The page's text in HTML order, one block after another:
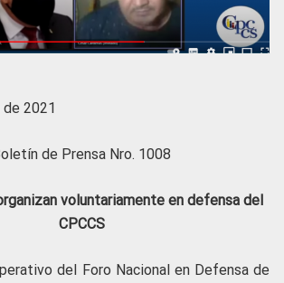
2021
de Prensa Nro. 1008
voluntariamente en defensa del
CPCCS
del Foro Nacional en Defensa de